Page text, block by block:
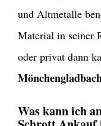
und Altmetalle
Material in seiner
oder privat dann
Was kann ich